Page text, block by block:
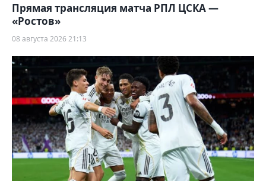
Прямая трансляция матча РПЛ ЦСКА —
«Ростов»
08 августа 2026 21:13